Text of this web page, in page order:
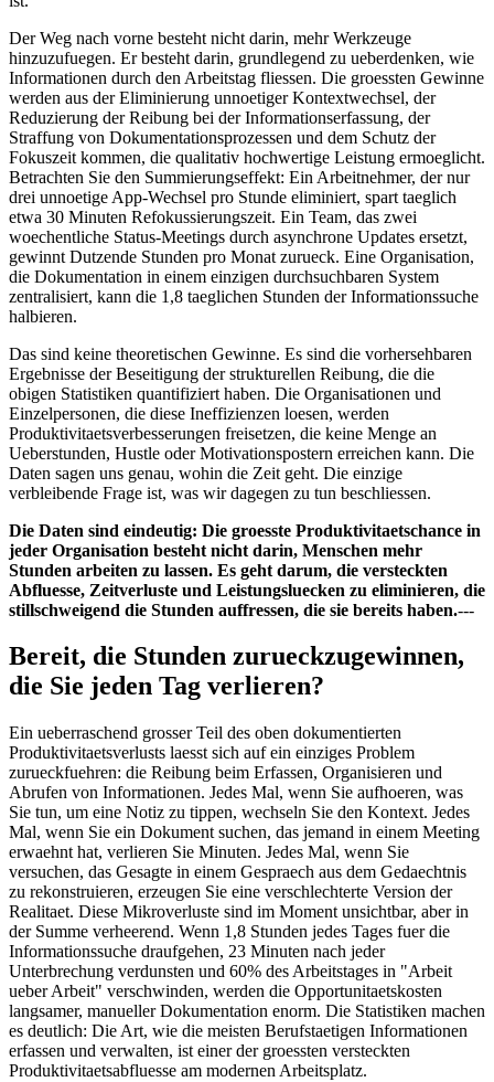
Der Weg nach vorne besteht nicht darin, mehr Werkzeuge
hinzuzufuegen. Er besteht darin, grundlegend zu ueberdenken, wie
Informationen durch den Arbeitstag fliessen. Die groessten Gewinne
werden aus der Eliminierung unnoetiger Kontextwechsel, der
Reduzierung der Reibung bei der Informationserfassung, der
Straffung von Dokumentationsprozessen und dem Schutz der
Fokuszeit kommen, die qualitativ hochwertige Leistung ermoeglicht.
Betrachten Sie den Summierungseffekt: Ein Arbeitnehmer, der nur
drei unnoetige App-Wechsel pro Stunde eliminiert, spart taeglich
etwa 30 Minuten Refokussierungszeit. Ein Team, das zwei
woechentliche Status-Meetings durch asynchrone Updates ersetzt,
gewinnt Dutzende Stunden pro Monat zurueck. Eine Organisation,
die Dokumentation in einem einzigen durchsuchbaren System
zentralisiert, kann die 1,8 taeglichen Stunden der Informationssuche
halbieren.
Das sind keine theoretischen Gewinne. Es sind die vorhersehbaren
Ergebnisse der Beseitigung der strukturellen Reibung, die die
obigen Statistiken quantifiziert haben. Die Organisationen und
Einzelpersonen, die diese Ineffizienzen loesen, werden
Produktivitaetsverbesserungen freisetzen, die keine Menge an
Ueberstunden, Hustle oder Motivationspostern erreichen kann. Die
Daten sagen uns genau, wohin die Zeit geht. Die einzige
verbleibende Frage ist, was wir dagegen zu tun beschliessen.
Die Daten sind eindeutig: Die groesste Produktivitaetschance in
jeder Organisation besteht nicht darin, Menschen mehr
Stunden arbeiten zu lassen. Es geht darum, die versteckten
Abfluesse, Zeitverluste und Leistungsluecken zu eliminieren, die
stillschweigend die Stunden auffressen, die sie bereits haben.---
Bereit, die Stunden zurueckzugewinnen,
die Sie jeden Tag verlieren?
Ein ueberraschend grosser Teil des oben dokumentierten
Produktivitaetsverlusts laesst sich auf ein einziges Problem
zurueckfuehren: die Reibung beim Erfassen, Organisieren und
Abrufen von Informationen. Jedes Mal, wenn Sie aufhoeren, was
Sie tun, um eine Notiz zu tippen, wechseln Sie den Kontext. Jedes
Mal, wenn Sie ein Dokument suchen, das jemand in einem Meeting
erwaehnt hat, verlieren Sie Minuten. Jedes Mal, wenn Sie
versuchen, das Gesagte in einem Gespraech aus dem Gedaechtnis
zu rekonstruieren, erzeugen Sie eine verschlechterte Version der
Realitaet. Diese Mikroverluste sind im Moment unsichtbar, aber in
der Summe verheerend. Wenn 1,8 Stunden jedes Tages fuer die
Informationssuche draufgehen, 23 Minuten nach jeder
Unterbrechung verdunsten und 60% des Arbeitstages in "Arbeit
ueber Arbeit" verschwinden, werden die Opportunitaetskosten
langsamer, manueller Dokumentation enorm. Die Statistiken machen
es deutlich: Die Art, wie die meisten Berufstaetigen Informationen
erfassen und verwalten, ist einer der groessten versteckten
Produktivitaetsabfluesse am modernen Arbeitsplatz.